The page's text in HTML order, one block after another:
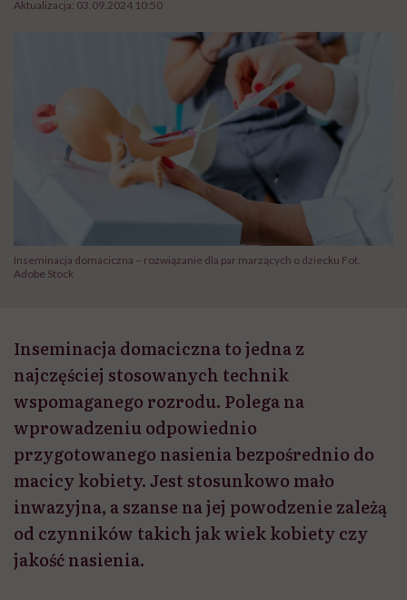
Aktualizacja: 03.09.2024 10:50
Inseminacja domaciczna – rozwiązanie dla par marzących o dziecku Fot.
Adobe Stock
Inseminacja domaciczna to jedna z
najczęściej stosowanych technik
wspomaganego rozrodu. Polega na
wprowadzeniu odpowiednio
przygotowanego nasienia bezpośrednio do
macicy kobiety. Jest stosunkowo mało
inwazyjna, a szanse na jej powodzenie zależą
od czynników takich jak wiek kobiety czy
jakość nasienia.